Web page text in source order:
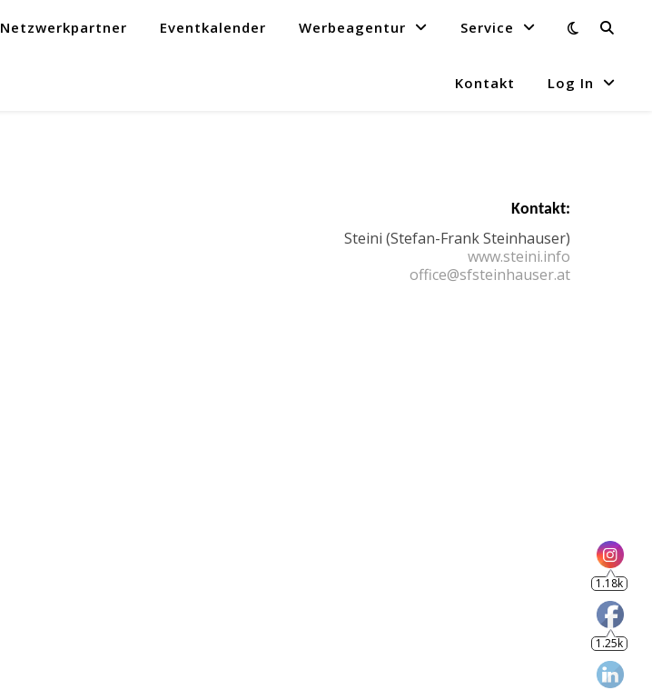
Netzwerkpartner Eventkalender Werbeagentur Service
Kontakt Log In
Kontakt:
Steini (Stefan-Frank Steinhauser)
www.steini.info
office@sfsteinhauser.at
1.25k